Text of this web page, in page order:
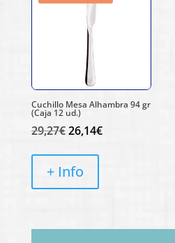
Cuchillo Mesa Alhambra 94 gr
(Caja 12 ud.)
29,27€El
original
era:
26,14€El
+ Info